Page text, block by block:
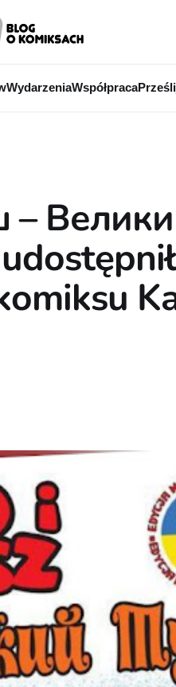
WydarzeniaWspółpraca
–